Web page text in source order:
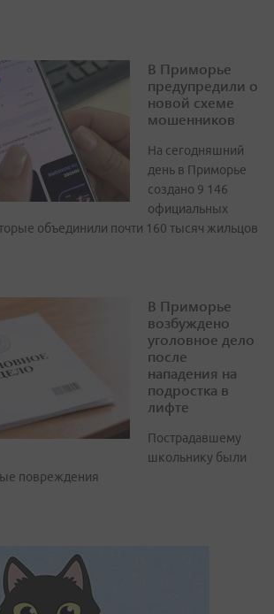
В Приморье
предупредили о
новой схеме
мошенников
На сегодняшний
день в Приморье
создано 9 146
официальных
объединили почти 160 тысяч жильцов
В Приморье
возбуждено
уголовное дело
после
нападения на
подростка в
лифте
Пострадавшему
школьнику были
повреждения